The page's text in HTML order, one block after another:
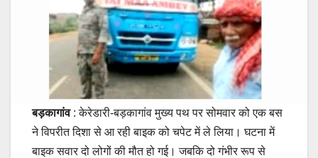
बड़कागांव: केरेडारी-बड़कागांव मुख्य पथ पर सोमवार को एक बस
ने विपरीत दिशा से आ रही बाइक को चपेट में ले लिया। घटना में
बाइक सवार दो लोगों की मौत हो गई। जबकि दो गंभीर रूप से